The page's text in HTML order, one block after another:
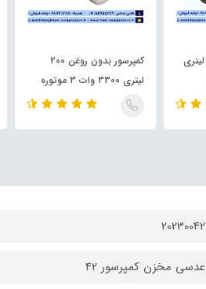
کمپرسور پیستونی 250 لیتری
کمپرسور بدون روغن 200
لیتری 3300 وات 3 موتوره
20230042
عدسی مخزن کمپرسور 42